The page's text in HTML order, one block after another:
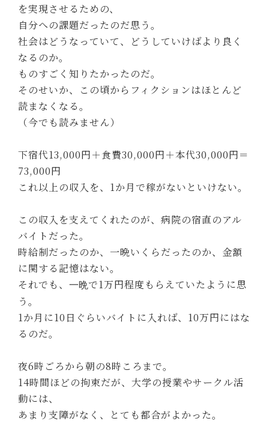
を実現させるための、
自分への課題だったのだ思う。
社会はどうなっていて、どうしていけばより良く
なるのか。
ものすごく知りたかったのだ。
そのせいか、この頃からフィクションはほとんど
読まなくなる。
（今でも読みません）
下宿代13,000円＋食費30,000円＋本代30,000円＝
73,000円
これ以上の収入を、1か月で稼がないといけない。
この収入を支えてくれたのが、病院の宿直のアル
バイトだった。
時給制だったのか、一晩いくらだったのか、金額
に関する記憶はない。
それでも、一晩で1万円程度もらえていたように思
う。
1か月に10日ぐらいバイトに入れば、10万円にはな
るのだ。
夜6時ごろから朝の8時ころまで。
14時間ほどの拘束だが、大学の授業やサークル活
動には、
あまり支障がなく、とても都合がよかった。